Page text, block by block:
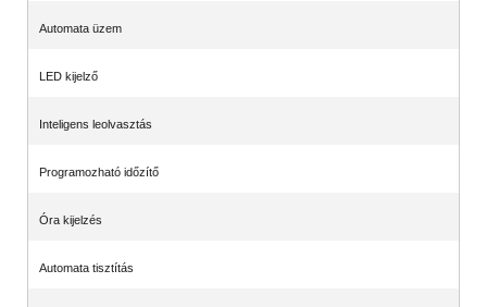
Automata üzem
LED kijelző
Inteligens leolvasztás
Programozható időzítő
Óra kijelzés
Automata tisztítás